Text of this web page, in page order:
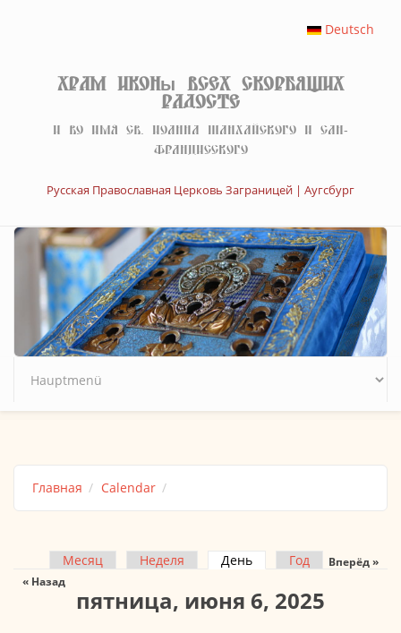
Deutsch
Храм иконы Всех скорбящих
Радосте
И во имя св. Иоанна Шанхайского и Сан-
Францисского
Русская Православная Церковь Заграницей | Аугсбург
Главная Calendar
Главные вкладки
Месяц Неделя День (активная вкладка)
Год
пятница, июня 6, 2025
« Назад
Вперёд »